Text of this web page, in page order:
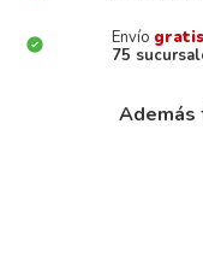
Envío gratis
75
Además